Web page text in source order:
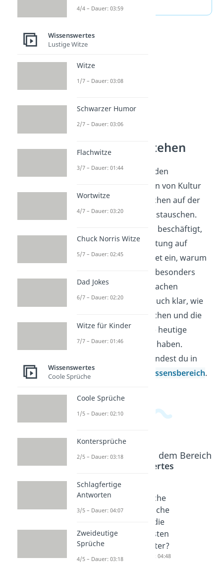
Sprachen verstehen
Sprachen gehören zu den
wichtigsten Merkmalen von Kultur
und zeigen, wie Menschen auf der
Welt leben und sich austauschen.
Wer sich mit Sprachen beschäftigt,
vergleicht ihre Verbreitung auf
Kontinenten und ordnet ein, warum
in manchen Regionen besonders
viele verschiedene Sprachen
vorkommen. So wird auch klar, wie
Geschichte, Amtssprachen und die
Größe von Reichen die heutige
Sprachvielfalt geprägt haben.
Weitere Videos dazu findest du in
unserem
Allgemeinwissensbereich.
Beliebte Inhalte aus dem Bereich
Wissenswertes
Schwieri
ge
zum
Ausspre
chen
Wie viele
Wörter
deutsch
Sprache
Welche
Sprache
hat die
meisten
Wörter?
Dauer: 04:48
4/4 – Dauer: 03:59
Wissenswertes
Lustige Witze
Witze
1/7 – Dauer: 03:08
Schwarzer Humor
2/7 – Dauer: 03:06
Flachwitze
3/7 – Dauer: 01:44
Wortwitze
4/7 – Dauer: 03:20
Chuck Norris Witze
5/7 – Dauer: 02:45
Dad Jokes
6/7 – Dauer: 02:20
Witze für Kinder
7/7 – Dauer: 01:46
Wissenswertes
Coole Sprüche
Coole Sprüche
1/5 – Dauer: 02:10
Kontersprüche
2/5 – Dauer: 03:18
Schlagfertige
Antworten
3/5 – Dauer: 04:07
Zweideutige
Sprüche
4/5 – Dauer: 03:18